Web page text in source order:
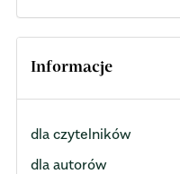
Informacje
dla czytelników
dla autorów